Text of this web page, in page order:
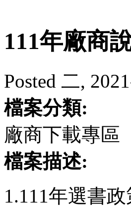
111年廠商
Posted 二,
檔案分類:
廠商下載專區
檔案描述:
1.111年選書政